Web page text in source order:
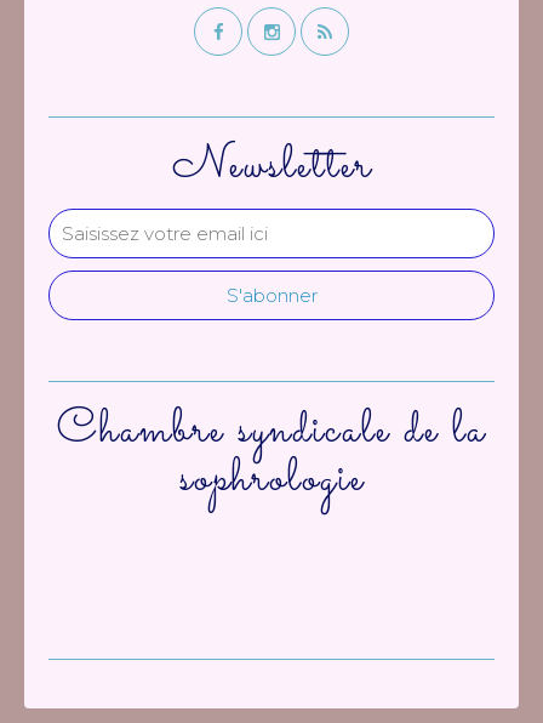
Newsletter
Chambre syndicale de la
sophrologie